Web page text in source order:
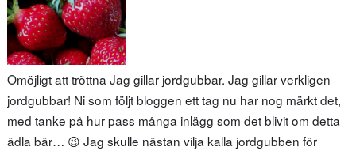
Omöjligt att tröttna Jag gillar jordgubbar. Jag gillar verkligen
jordgubbar! Ni som följt bloggen ett tag nu har nog märkt det,
med tanke på hur pass många inlägg som det blivit om detta
ädla bär… 😉 Jag skulle nästan vilja kalla jordgubben för